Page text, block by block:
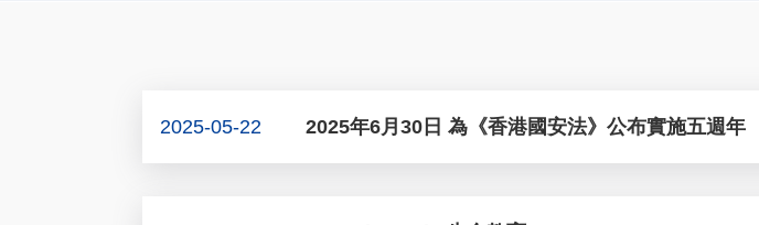
2025-05-22 2025年6月30日 為《香港國安法》公布實施五週年